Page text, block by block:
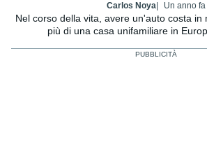
Carlos Noya Un anno fa
Nel corso della vita, avere un'auto costa in
più di una casa unifamiliare in